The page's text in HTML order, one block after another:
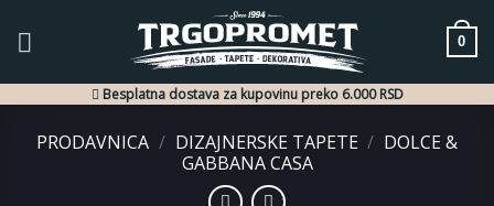
0
Besplatna dostava za kupovinu preko 6.000 RSD
PRODAVNICA / DIZAJNERSKE TAPETE / DOLCE &
GABBANA CASA